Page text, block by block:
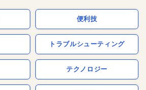
便利技
トラブルシューティング
テクノロジー